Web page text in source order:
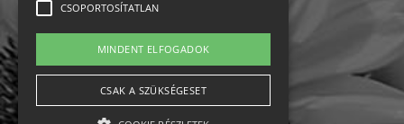
Állásajánlatok
Impresszum-kapcsolat
Jogi nyilatkozat
CSOPORTOSÍTATLAN
MINDENT ELFOGADOK
CSAK A SZÜKSÉGESET